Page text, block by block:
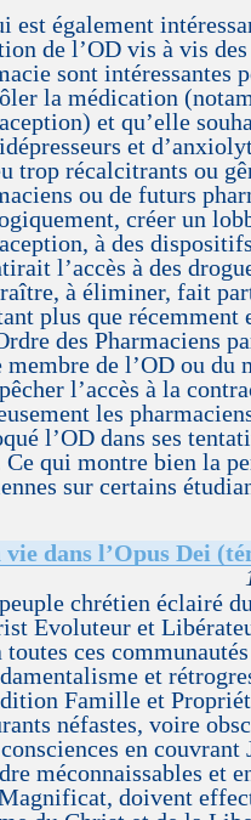
est également
de l’OD vis à vis
sont intéressantes
la médication
et qu’elle
et
trop récalcitrants ou
ou de futurs
créer un
à des
l’accès à des
à éliminer, fait
plus que récemment
des Pharmaciens
membre de l’OD ou du
l’accès à la
les
l’OD dans ses
Ce qui montre bien la
sur certains
dans l’Opus Dei
chrétien éclairé
Evoluteur et
toutes ces
et
Famille et
néfastes, voire
en
méconnaissables et
doivent